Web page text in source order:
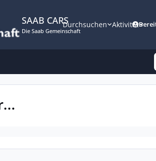
SAAB CARS
Die Saab Gemeinschaft
Durchsuchen Aktivität